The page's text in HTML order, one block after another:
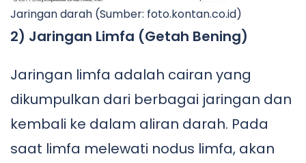
Jaringan darah (Sumber: foto.kontan.co.id)
2) Jaringan Limfa (Getah Bening)
Jaringan limfa adalah cairan yang
dikumpulkan dari berbagai jaringan dan
kembali ke dalam aliran darah. Pada
saat limfa melewati nodus limfa, akan